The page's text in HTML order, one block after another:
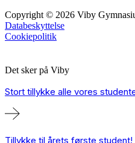
Copyright © 2026 Viby
Databeskyttelse
Cookiepolitik
Det sker på Viby
Stort tillykke alle vores
Tillykke til årets første student!